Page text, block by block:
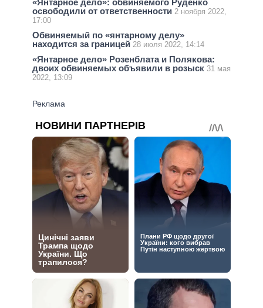
освободили от ответственности 2 ноября 2022,
17:00
Обвиняемый по «янтарному делу»
находится за границей 28 июля 2022, 14:14
«Янтарное дело» Розенблата и Полякова:
двоих обвиняемых объявили в розыск 31 мая
2022, 13:09